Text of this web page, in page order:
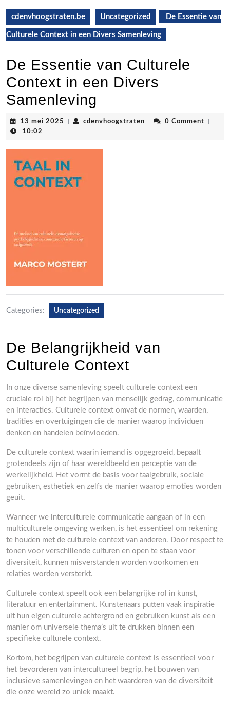
cdenvhoogstraten.be Uncategorized De Essentie van
Culturele Context in een Divers Samenleving
De Essentie van Culturele
Context in een Divers
Samenleving
13 mei 2025 13
cdenvhoogstraten cdenvhoogstraten
0 Comment
10:02
Categories: Uncategorized
De Belangrijkheid van
Culturele Context
In onze diverse samenleving speelt culturele context een
cruciale rol bij het begrijpen van menselijk gedrag, communicatie
en interacties. Culturele context omvat de normen, waarden,
tradities en overtuigingen die de manier waarop individuen
denken en handelen beïnvloeden.
De culturele context waarin iemand is opgegroeid, bepaalt
grotendeels zijn of haar wereldbeeld en perceptie van de
werkelijkheid. Het vormt de basis voor taalgebruik, sociale
gebruiken, esthetiek en zelfs de manier waarop emoties worden
geuit.
Wanneer we interculturele communicatie aangaan of in een
multiculturele omgeving werken, is het essentieel om rekening
te houden met de culturele context van anderen. Door respect te
tonen voor verschillende culturen en open te staan voor
diversiteit, kunnen misverstanden worden voorkomen en
relaties worden versterkt.
Culturele context speelt ook een belangrijke rol in kunst,
literatuur en entertainment. Kunstenaars putten vaak inspiratie
uit hun eigen culturele achtergrond en gebruiken kunst als een
manier om universele thema’s uit te drukken binnen een
specifieke culturele context.
Kortom, het begrijpen van culturele context is essentieel voor
het bevorderen van intercultureel begrip, het bouwen van
inclusieve samenlevingen en het waarderen van de diversiteit
die onze wereld zo uniek maakt.